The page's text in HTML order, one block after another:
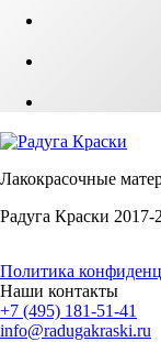
Лакокрасочные
Радуга Краски 2017-
Политика
Наши контакты
+7 (495) 181-51-41
info@radugakraski.ru